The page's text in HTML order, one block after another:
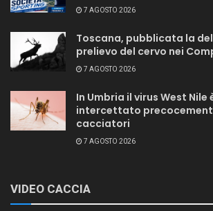
7 AGOSTO 2026
Toscana, pubblicata la
prelievo del cervo nei
7 AGOSTO 2026
In Umbria il virus West Nile
intercettato
cacciatori
7 AGOSTO 2026
VIDEO CACCIA